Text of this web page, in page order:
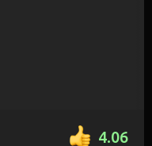
4.06